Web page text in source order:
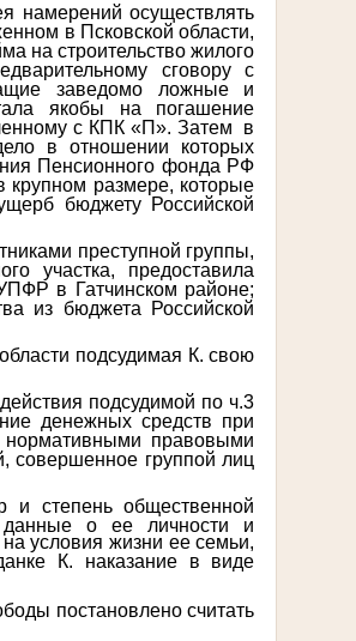
намерений осуществлять
в Псковской области,
на строительство жилого
сговору с
заведомо ложные и
якобы на погашение
с КПК «П». Затем в
в отношении которых
Пенсионного фонда РФ
размере, которые
бюджету Российской
преступной группы,
участка, предоставила
в Гатчинском районе;
из бюджета Российской
подсудимая К. свою
подсудимой по ч.3
денежных средств при
правовыми
совершенное группой лиц
и степень общественной
данные о ее личности и
условия жизни ее семьи,
К. наказание в виде
постановлено считать